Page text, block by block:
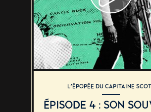
L’ÉPOPÉE DU CAPITAINE
ÉPISODE 4 : SON